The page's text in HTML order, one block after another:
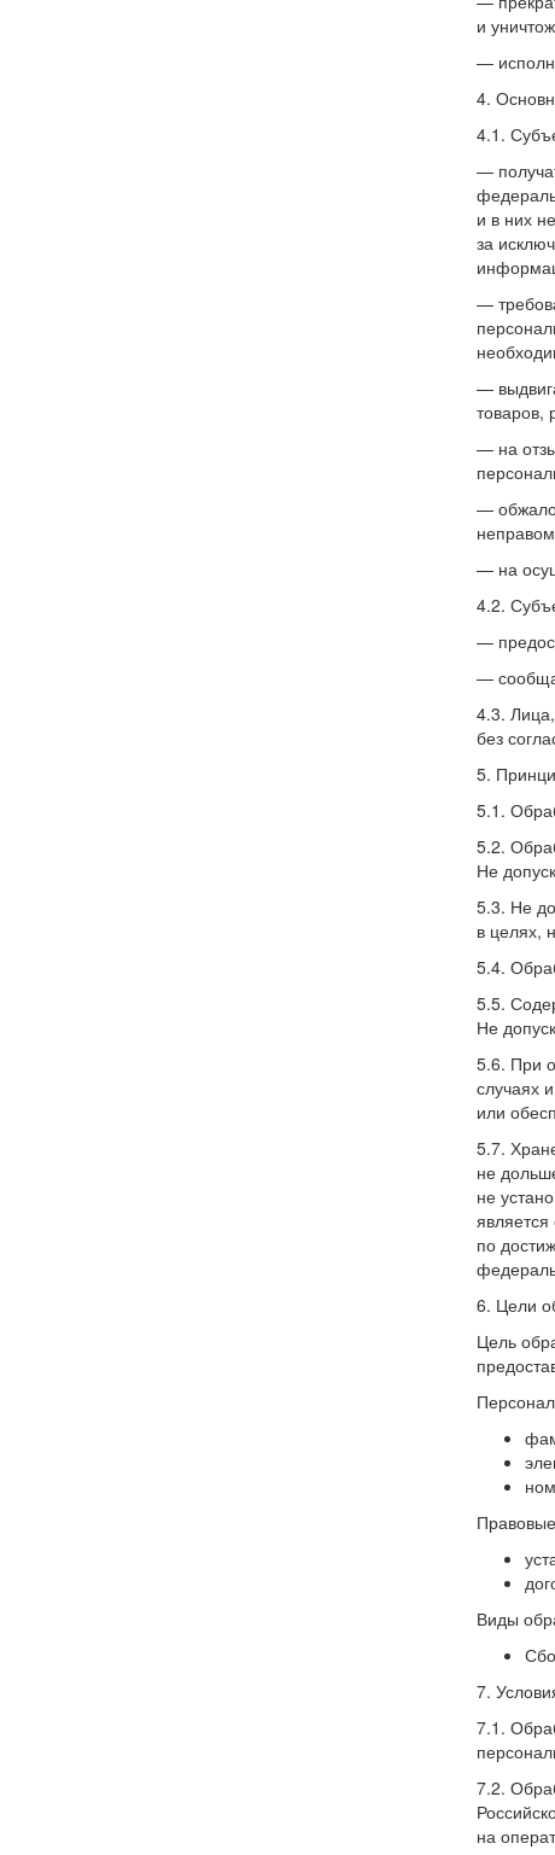
и
—
4.
4.1.
—
и в них
за
—
—
товаров,
— на
—
— на
4.2.
—
—
4.3.
без
5.
5.1.
5.2.
Не
5.3. Не
в целях,
5.4.
5.5.
Не
5.6. При
случаях
или
5.7.
не
не
по
6. Цели
Цель
Виды
7.
7.1.
7.2.
на